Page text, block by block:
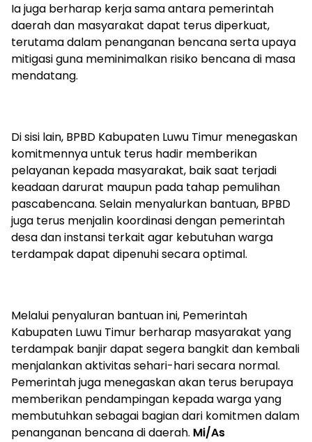
Ia juga berharap kerja sama antara pemerintah
daerah dan masyarakat dapat terus diperkuat,
terutama dalam penanganan bencana serta upaya
mitigasi guna meminimalkan risiko bencana di masa
mendatang.
Di sisi lain, BPBD Kabupaten Luwu Timur menegaskan
komitmennya untuk terus hadir memberikan
pelayanan kepada masyarakat, baik saat terjadi
keadaan darurat maupun pada tahap pemulihan
pascabencana. Selain menyalurkan bantuan, BPBD
juga terus menjalin koordinasi dengan pemerintah
desa dan instansi terkait agar kebutuhan warga
terdampak dapat dipenuhi secara optimal.
Melalui penyaluran bantuan ini, Pemerintah
Kabupaten Luwu Timur berharap masyarakat yang
terdampak banjir dapat segera bangkit dan kembali
menjalankan aktivitas sehari-hari secara normal.
Pemerintah juga menegaskan akan terus berupaya
memberikan pendampingan kepada warga yang
membutuhkan sebagai bagian dari komitmen dalam
penanganan bencana di daerah. Mi/As